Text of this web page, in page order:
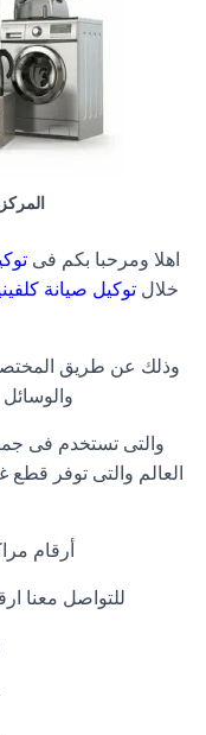
اهلا ومرحبا بكم فى
خلالتوكيل صيانة
وذلك عن طريق
والوسائل
والتى تستخدم فى
العالم والتى توفر قطع
أرقام
للتواصل معنا